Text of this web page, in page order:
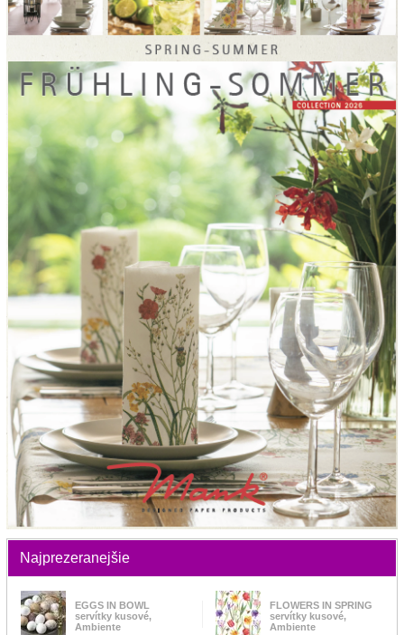
Najprezeranejšie
EGGS IN BOWL
servítky kusové,
Ambiente
FLOWERS IN SPRING
servítky kusové,
Ambiente